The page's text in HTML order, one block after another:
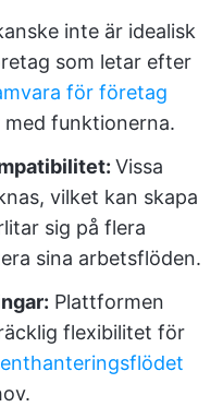
inte är idealisk
som letar efter
för företag
funktionerna.
Vissa
vilket kan skapa
sig på flera
sina arbetsflöden.
Plattformen
flexibilitet för